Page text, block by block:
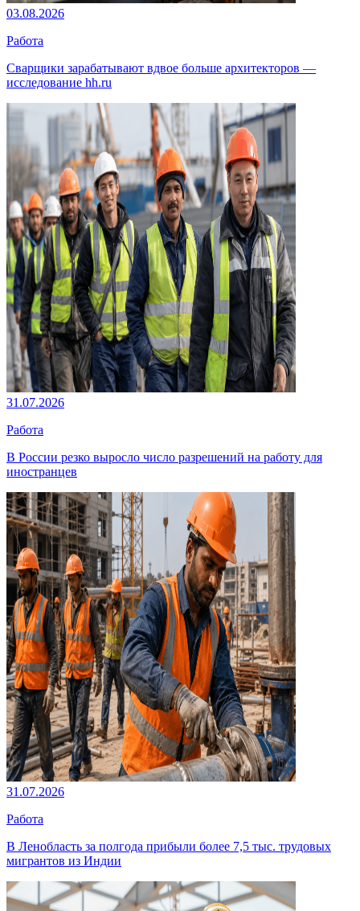
03.08.2026
Работа
Сварщики зарабатывают вдвое больше архитекторов —
исследование hh.ru
31.07.2026
Работа
В России резко выросло число разрешений на работу для
иностранцев
31.07.2026
Работа
В Ленобласть за полгода прибыли более 7,5 тыс. трудовых
мигрантов из Индии